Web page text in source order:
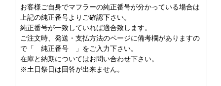
お客様ご自身でマフラーの純正番号が分かっている場合は
上記の純正番号よりご確認下さい。
純正番号が一致していれば適合致します。
ご注文時、発送・支払方法のページに備考欄がありますの
で「 純正番号 」をご入力下さい。
在庫と納期についてはお問い合わせ下さい。
※土日祭日は回答が出来ません。